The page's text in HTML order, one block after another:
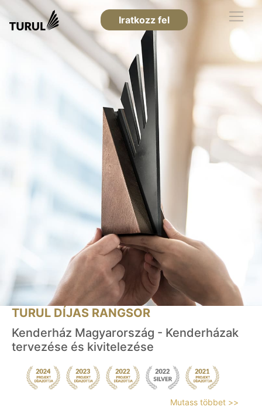
Iratkozz fel
TURUL DÍJAS RANGSOR
Kenderház Magyarország - Kenderházak
tervezése és kivitelezése
Mutass többet >>